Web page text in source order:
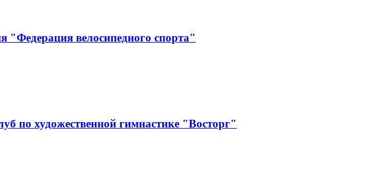
"Федерация велосипедного спорта"
по художественной гимнастике "Восторг"